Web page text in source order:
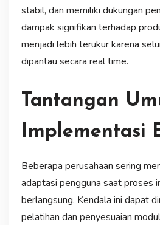
stabil, dan memiliki dukungan
dampak signifikan terhadap
menjadi lebih terukur karena
dipantau secara real time.
Tantangan
Implementasi
Beberapa perusahaan sering
adaptasi pengguna saat proses
berlangsung. Kendala ini dapat
pelatihan dan penyesuaian